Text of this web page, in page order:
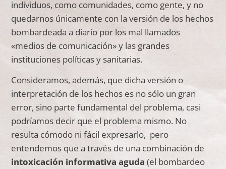
individuos, como comunidades, como gente, y no
quedarnos únicamente con la versión de los hechos
bombardeada a diario por los mal llamados
«medios de comunicación» y las grandes
instituciones políticas y sanitarias.
Consideramos, además, que dicha versión o
interpretación de los hechos es no sólo un gran
error, sino parte fundamental del problema, casi
podríamos decir que el problema mismo. No
resulta cómodo ni fácil expresarlo, pero
entendemos que a través de una combinación de
intoxicación informativa aguda (el bombardeo